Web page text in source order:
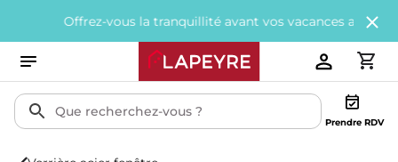
Offrez-vous la tranquillité avant vos vacances avec200€
Prendre RDV